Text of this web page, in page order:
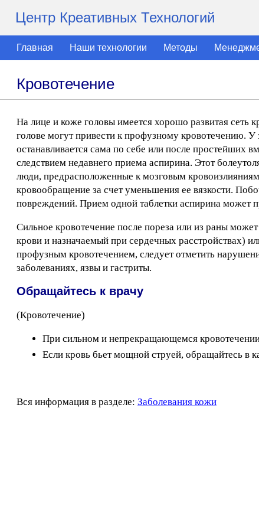
Центр Креативных Технологий
Главная Наши технологии Методы
Кровотечение
На лице и коже головы имеется хорошо развитая сеть
голове могут привести к профузному кровотечению.
останавливается сама по себе или после простейших
следствием недавнего приема аспирина. Этот
люди, предрасположенные к мозговым
кровообращение за счет уменьшения ее вязкости.
повреждений. Прием одной таблетки аспирина может
Сильное кровотечение после пореза или из раны
крови и назначаемый при сердечных расстройствах)
профузным кровотечением, следует отметить
заболеваниях, язвы и гастриты.
Обращайтесь к врачу
(Кровотечение)
При сильном и непрекращающемся
Если кровь бьет мощной струей, обращайтесь в
Вся информация в разделе: Заболевания кожи